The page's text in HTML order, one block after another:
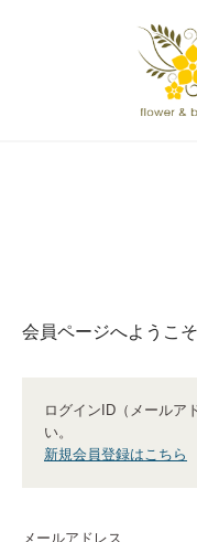
会員ページへようこそ
ログインID（メールア
い。
新規会員登録はこちら
メールアドレス